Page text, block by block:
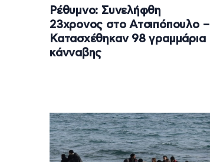
Ρέθυμνο: Συνελήφθη
23χρονος στο Ατσιπόπουλο –
Κατασχέθηκαν 98 γραμμάρια
κάνναβης